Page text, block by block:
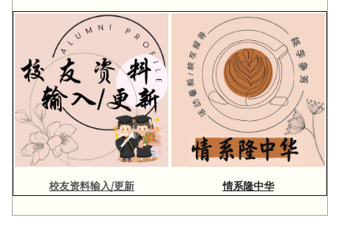
校友资料输入/更新 情系隆中华